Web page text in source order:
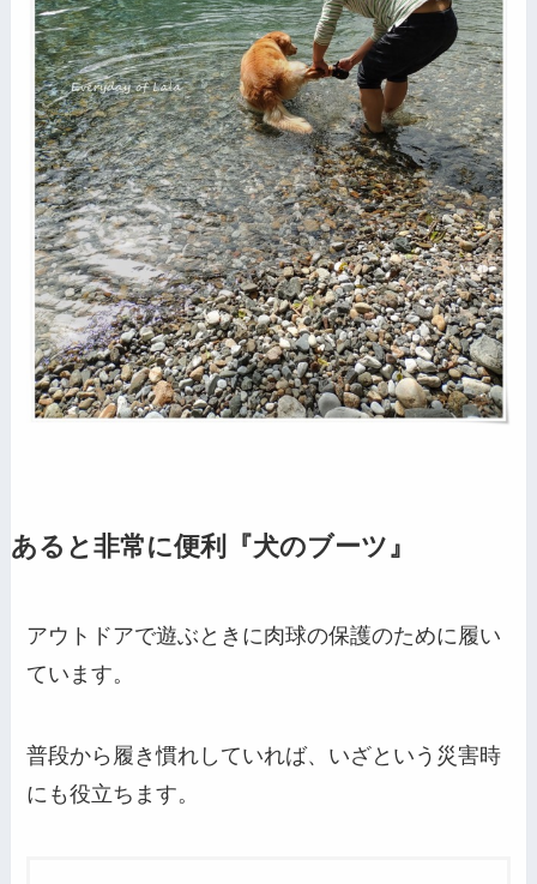
あると非常に便利『犬のブーツ』
アウトドアで遊ぶときに肉球の保護のために履い
ています。
普段から履き慣れしていれば、いざという災害時
にも役立ちます。